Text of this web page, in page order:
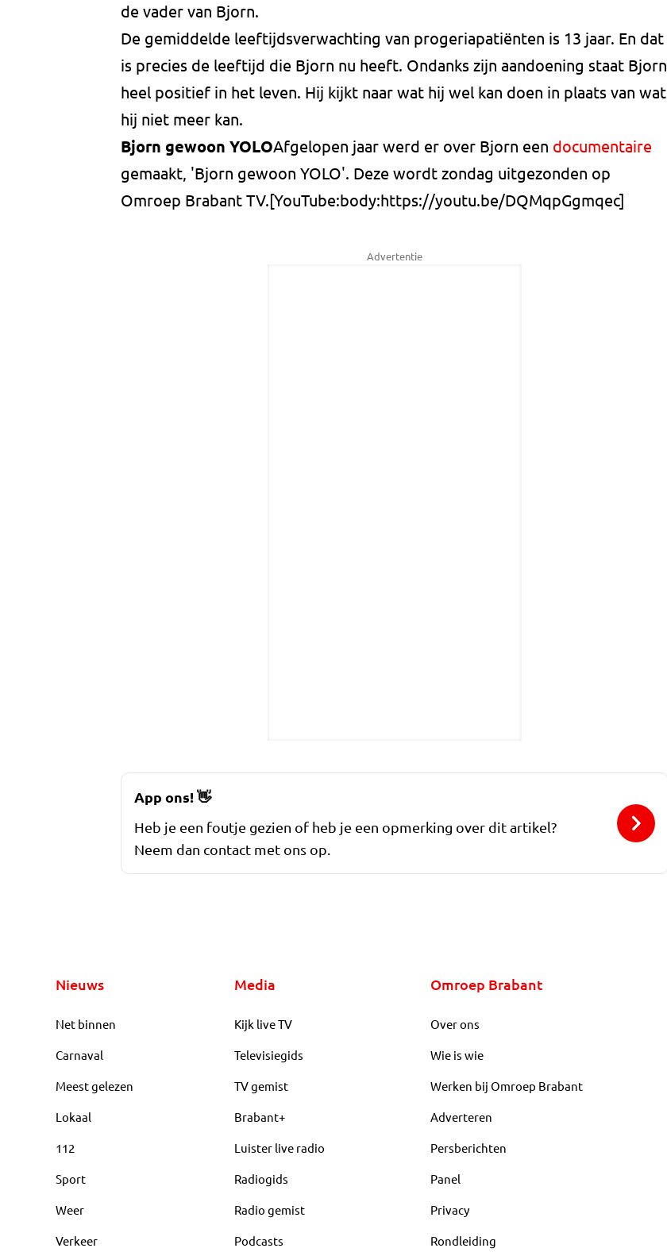
de vader van Bjorn.
De gemiddelde leeftijdsverwachting van progeriapatiënten is 13 jaar. En dat
is precies de leeftijd die Bjorn nu heeft. Ondanks zijn aandoening staat Bjorn
heel positief in het leven. Hij kijkt naar wat hij wel kan doen in plaats van wat
hij niet meer kan.
Bjorn gewoon YOLOAfgelopen jaar werd er over Bjorn een documentaire
gemaakt, 'Bjorn gewoon YOLO'. Deze wordt zondag uitgezonden op
Omroep Brabant TV.[YouTube:body:https://youtu.be/DQMqpGgmqec]
Advertentie
App ons!👋
Heb je een foutje gezien of heb je een opmerking over dit artikel?
Neem dan contact met ons op.
Nieuws
Net binnen
Carnaval
Meest gelezen
Lokaal
112
Sport
Weer
Verkeer
Media
Kijk live TV
Televisiegids
TV gemist
Brabant+
Luister live radio
Radiogids
Radio gemist
Podcasts
Omroep Brabant
Over ons
Wie is wie
Werken bij Omroep Brabant
Adverteren
Persberichten
Panel
Privacy
Rondleiding